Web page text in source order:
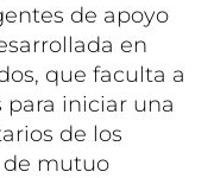
de apoyo
en
que faculta a
para iniciar una
de los
de mutuo